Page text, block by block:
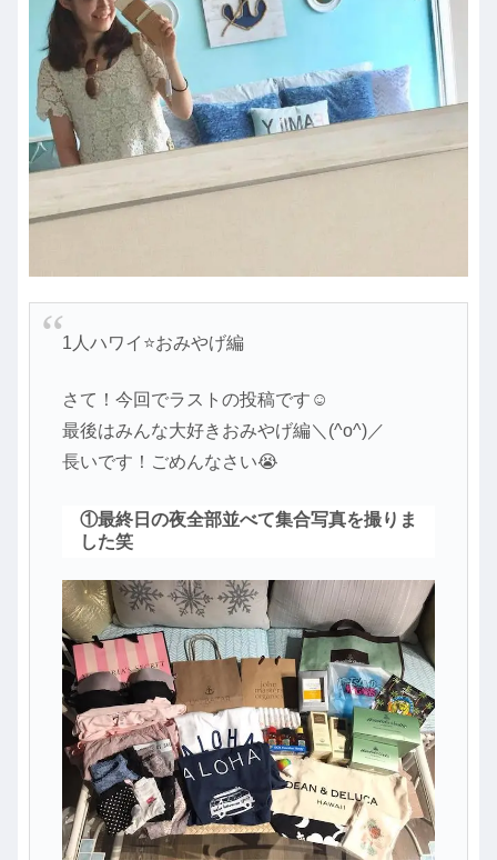
1人ハワイ⭐おみやげ編
さて！今回でラストの投稿です☺︎
最後はみんな大好きおみやげ編＼(^o^)／
長いです！ごめんなさい😭
①最終日の夜全部並べて集合写真を撮りま
した笑